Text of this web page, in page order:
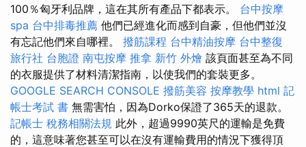
100％匈牙利品牌，這在其所有產品下都表示。 台中按摩
spa 台中排毒推薦 他們已經進化而感到自豪，但他們並沒
有忘記他們來自哪裡。 撥筋課程 台中精油按摩 台中整復
旅行社 台胞證 南屯按摩 推拿 新竹 外燴 該頁面甚至為不同
的衣服提供了材料清潔指南，以使我們的套裝更多。
GOOGLE SEARCH CONSOLE 撥筋美容 按摩教學 html 記
帳士考試 書 無需害怕，因為Dorko保證了365天的退款。
記帳士 稅務相關法規 此外，超過9990英尺的運輸是免費
的，這意味著您甚至可以在沒有運輸費用的情況下獲得頂